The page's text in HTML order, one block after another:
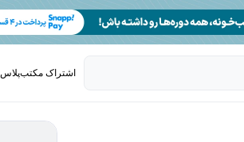
اشتراک مکتب‌پلاس